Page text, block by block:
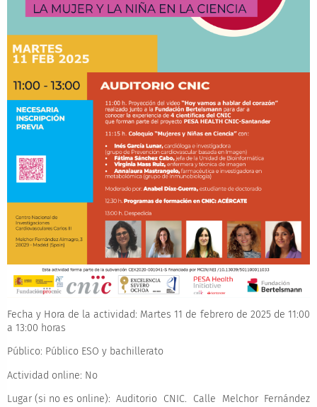
Fecha y Hora de la actividad: Martes 11 de febrero de 2025 de 11:00
a 13:00 horas
Público: Público ESO y bachillerato
Actividad online: No
Lugar (si no es online): Auditorio CNIC. Calle Melchor Fernández